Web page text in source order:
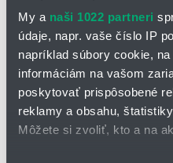
My a naši 1022 partneri
údaje, napr. vaše číslo IP
napríklad súbory cookie,
informáciám na vašom
poskytovať prispôsobené
reklamy a obsahu,
Môžete si zvoliť, kto a na